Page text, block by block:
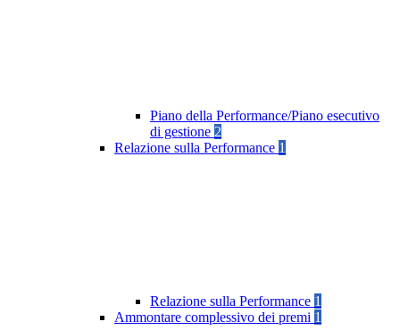
Piano della Performance/Piano esecutivo
di gestione 2
Relazione sulla Performance 1
Relazione sulla Performance 1
Ammontare complessivo dei premi 1